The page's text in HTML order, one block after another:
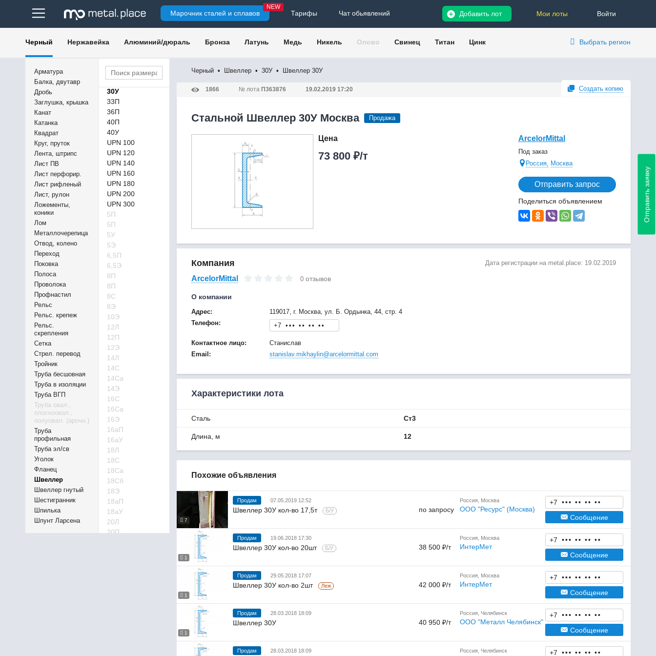
Марочник сталей и сплавов
NEW
Тарифы Чат обьявлений Войти
Мои лоты
Добавить лот
Черный Нержавейка Алюминий/дюраль Бронза Латунь Медь Никель Олово Свинец Титан Цинк Выбрать регион
Арматура
Балка, двутавр
Дробь
Заглушка, крышка
Канат
Катанка
Квадрат
Круг, пруток
Лента, штрипс
Лист ПВ
Лист перфорир.
Лист рифленый
Лист, рулон
Ложементы,
коники
Лом
Металлочерепица
Отвод, колено
Переход
Поковка
Полоса
Проволока
Профнастил
Рельс
Рельс. крепеж
Рельс.
скрепления
Сетка
Стрел. перевод
Тройник
Труба бесшовная
Труба в изоляции
Труба ВГП
Труба овал.,
плоскоовал.,
полуовал. (арочн.)
Труба
профильная
Труба эл/св
Уголок
Фланец
Швеллер
Швеллер гнутый
Шестигранник
Шпилька
Шпунт Ларсена
22П
22У
24П
24У
27П
27У
30П
30У
33П
36П
40П
40У
UPN 100
UPN 120
UPN 140
UPN 160
UPN 180
UPN 200
UPN 300
5П
5П
5У
5Э
6,5П
6,5Э
8П
8П
8С
8Э
10Э
12Л
12П
12Э
14Л
14С
14Са
14Э
16С
16Са
16Э
16аП
16аУ
18Л
18С
18Са
18Сб
18Э
18аП
18аУ
20Л
20П
Черный ▪ Швеллер ▪ 30У ▪ Швеллер 30У
1866 № лота П363876 19.02.2019 17:20 Создать копию
Cтальной Швеллер 30У Москва Продажа
Цена
73 800 ₽/т
ArcelorMittal
Под заказ
Россия, Москва
Отправить запрос
Поделиться объявлением
Компания Дата регистрации на metal.place: 19.02.2019
ArcelorMittal 0 отзывов
О компании
Адрес:
119017, г. Москва, ул. Б. Ордынка, 44, стр. 4
Телефон:
+7 • • • • • • • • •
Контактное лицо:
Станислав
Email:
stanislav.mikhaylin@arcelormittal.com
Характеристики лота
Сталь Ст3
Длина, м 12
Похожие объявления
7
Еще 2 фото
Продам 07.05.2019 12:52
Швеллер 30У кол-во 17,5т Б/У по запросу
Россия, Москва
ООО "Ресурс" (Москва)
+7 ••• •• •• ••
Сообщение
1
Продам 19.06.2018 17:30
Швеллер 30У кол-во 20шт Б/У 38 500 ₽/т
Россия, Москва
ИнтерМет
+7 ••• •• •• ••
Сообщение
1
Продам 29.05.2018 17:07
Швеллер 30У кол-во 2шт Леж 42 000 ₽/т
Россия, Москва
ИнтерМет
+7 ••• •• •• ••
Сообщение
1
Продам 28.03.2018 18:09
Швеллер 30У 40 950 ₽/т
Россия, Челябинск
ООО "Металл Челябинск"
+7 ••• •• •• ••
Сообщение
Продам 28.03.2018 18:09 Россия, Челябинск +7 ••• •• •• ••
Отправить заявку